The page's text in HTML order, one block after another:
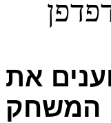
את
המשחק